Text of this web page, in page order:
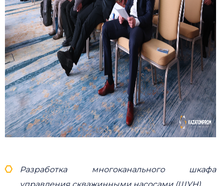
Разработка многоканального шкафа